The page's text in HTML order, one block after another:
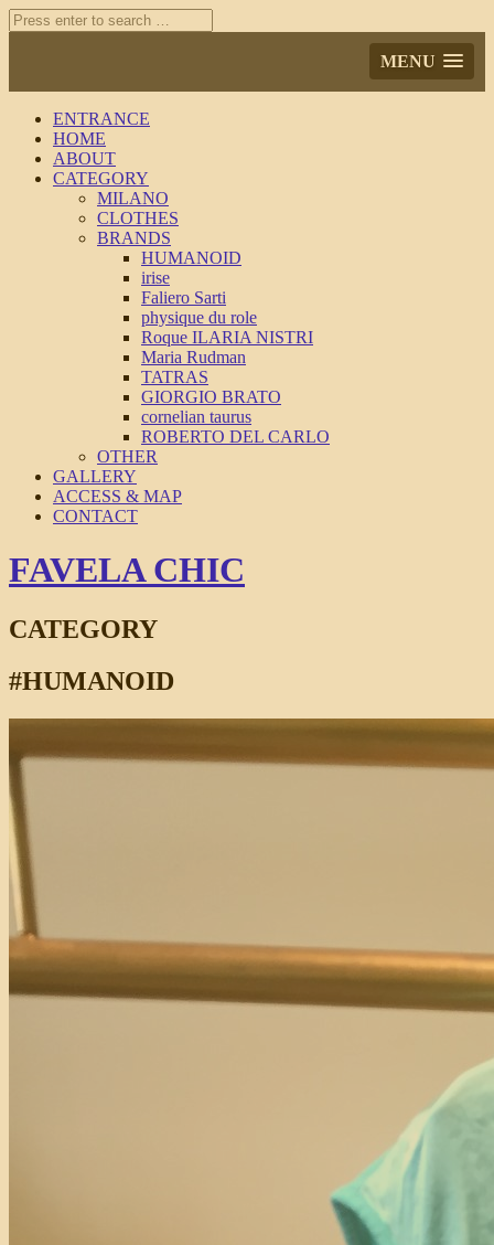
MENU
ENTRANCE
HOME
ABOUT
CATEGORY
MILANO
CLOTHES
BRANDS
HUMANOID
irise
Faliero Sarti
physique du role
Roque ILARIA NISTRI
Maria Rudman
TATRAS
GIORGIO BRATO
cornelian taurus
ROBERTO DEL CARLO
OTHER
GALLERY
ACCESS & MAP
CONTACT
FAVELA CHIC
CATEGORY
#HUMANOID